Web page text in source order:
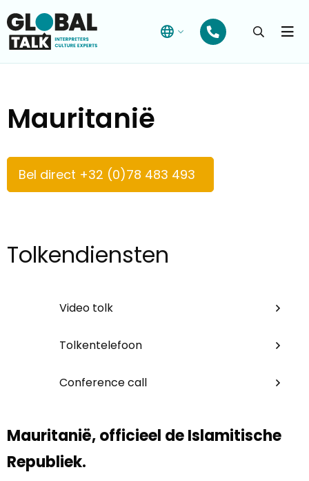
Open
Mauritanië
Bel direct +32 (0)78 483 493
Tolkendiensten
Video tolk
Tolkentelefoon
Conference call
Mauritanië, officieel de Islamitische
Republiek.